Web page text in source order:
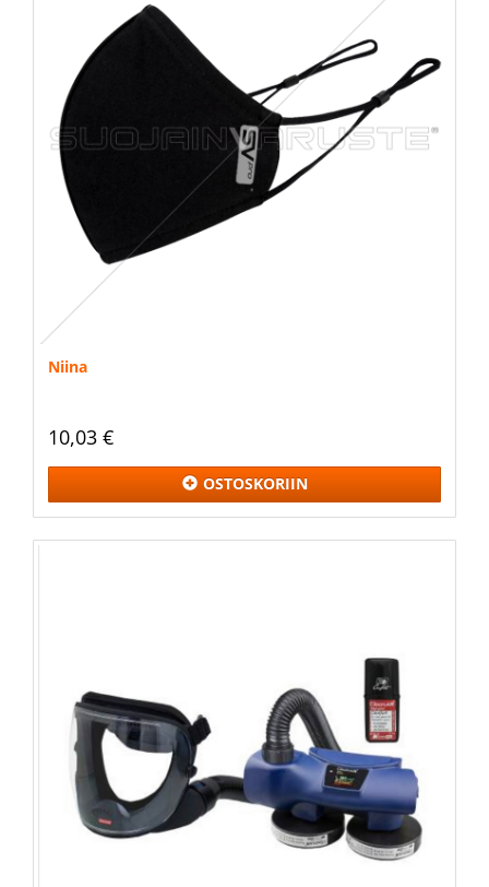
Niina
10,03 €
OSTOSKORIIN